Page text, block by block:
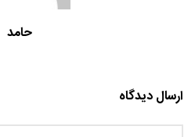
حامد
ارسال دیدگاه